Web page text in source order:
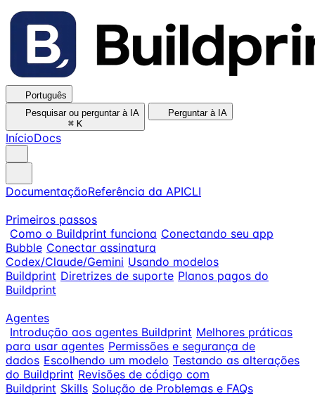
Português
Pesquisar ou perguntar à IA
⌘ K
Perguntar à IA
InícioDocs
DocumentaçãoReferência da APICLI
Primeiros passos
Como o Buildprint funciona Conectando seu app
Bubble Conectar assinatura
Codex/Claude/Gemini Usando modelos
Buildprint Diretrizes de suporte Planos pagos do
Buildprint
Agentes
Introdução aos agentes Buildprint Melhores práticas
para usar agentes Permissões e segurança de
dados Escolhendo um modelo Testando as alterações
do Buildprint Revisões de código com
Buildprint Skills Solução de Problemas e FAQs